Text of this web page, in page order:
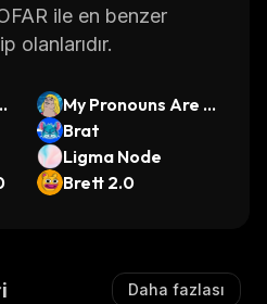
ile en benzer
olanlarıdır.
My Pronouns Are Hi
gh/er
Brat
Ligma Node
Brett 2.0
Daha fazlası